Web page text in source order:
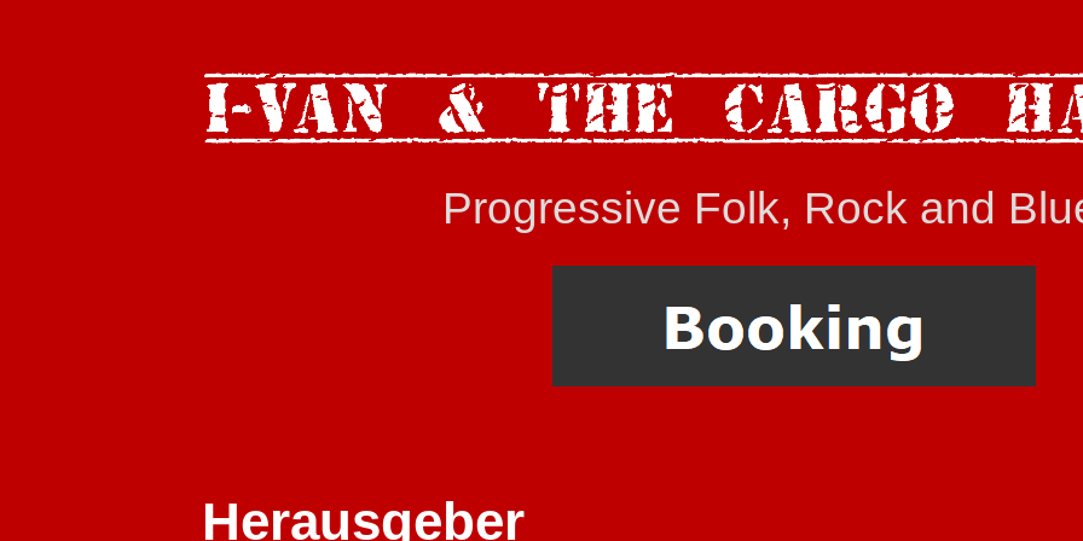
Progressive Folk, Rock and
Herausgeber